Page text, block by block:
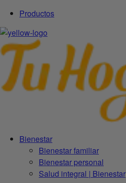
Productos
Bienestar
Bienestar familiar
Bienestar personal
Salud integral | Bienestar